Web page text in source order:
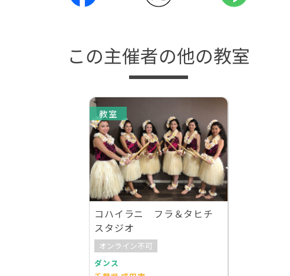
この主催者の他の教室
教室
コハイラニ フラ＆タヒチ
スタジオ
オンライン不可
ダンス